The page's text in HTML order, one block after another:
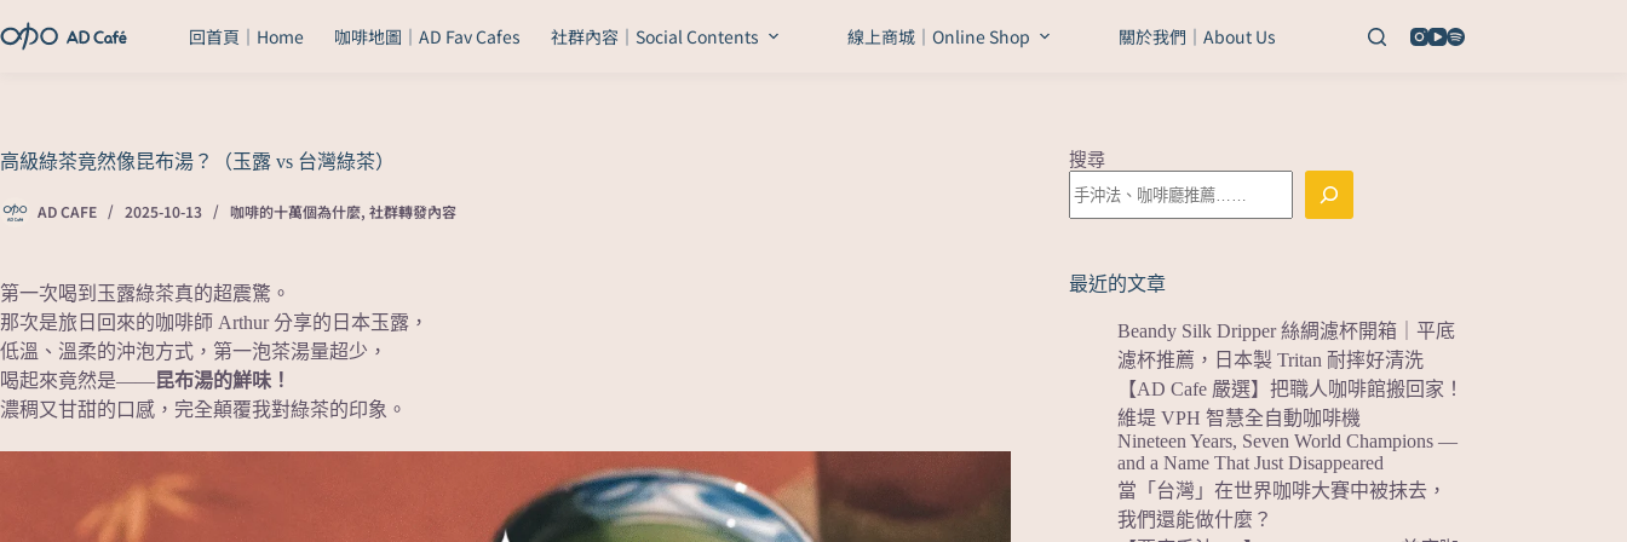
回首頁｜Home 咖啡地圖｜AD Fav Cafes 社群內容｜Social Contents 線上商城｜Online Shop 關於我們｜About Us
高級綠茶竟然像昆布湯？（玉露 vs 台灣綠茶）
AD CAFE 2025-10-13 咖啡的十萬個為什麼, 社群轉發內容
第一次喝到玉露綠茶真的超震驚。
那次是旅日回來的咖啡師 Arthur 分享的日本玉露，
低溫、溫柔的沖泡方式，第一泡茶湯量超少，
喝起來竟然是——昆布湯的鮮味！
濃稠又甘甜的口感，完全顛覆我對綠茶的印象。
搜尋
最近的文章
Beandy Silk Dripper 絲綢濾杯開箱｜平底
濾杯推薦，日本製 Tritan 耐摔好清洗
【AD Cafe 嚴選】把職人咖啡館搬回家！
維堤 VPH 智慧全自動咖啡機
Nineteen Years, Seven World Champions —
and a Name That Just Disappeared
當「台灣」在世界咖啡大賽中被抹去，
我們還能做什麼？